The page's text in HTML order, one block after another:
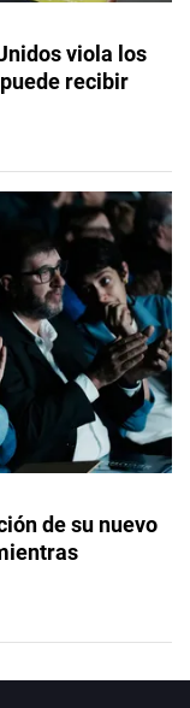
viola los
recibir
de su nuevo